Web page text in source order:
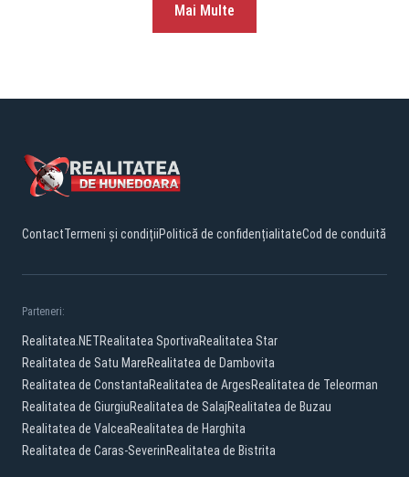
Mai Multe
ContactTermeni și condițiiPolitică de confidențialitateCod de conduită
Parteneri:
Realitatea.NETRealitatea SportivaRealitatea Star
Realitatea de Satu MareRealitatea de Dambovita
Realitatea de ConstantaRealitatea de ArgesRealitatea de Teleorman
Realitatea de GiurgiuRealitatea de SalajRealitatea de Buzau
Realitatea de ValceaRealitatea de Harghita
Realitatea de Caras-SeverinRealitatea de Bistrita